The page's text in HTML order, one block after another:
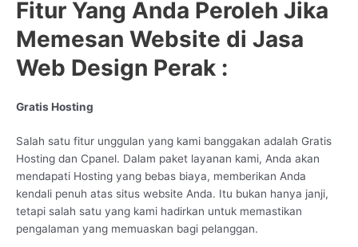
Fitur Yang Anda Peroleh Jika
Memesan Website di Jasa
Web Design Perak :
Gratis Hosting
Salah satu fitur unggulan yang kami banggakan adalah Gratis
Hosting dan Cpanel. Dalam paket layanan kami, Anda akan
mendapati Hosting yang bebas biaya, memberikan Anda
kendali penuh atas situs website Anda. Itu bukan hanya janji,
tetapi salah satu yang kami hadirkan untuk memastikan
pengalaman yang memuaskan bagi pelanggan.